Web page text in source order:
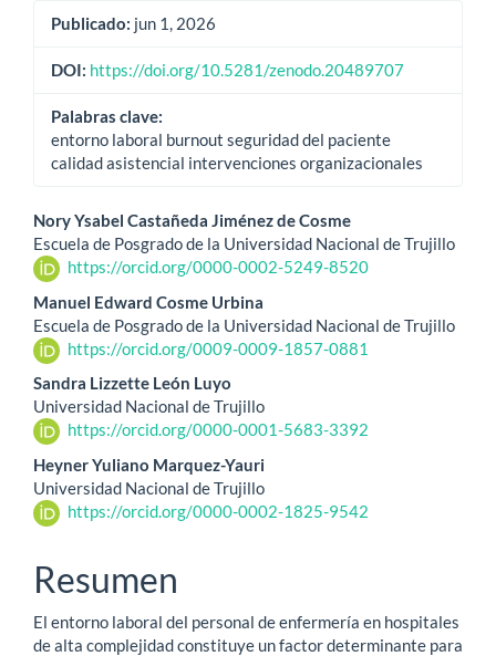
Publicado: jun 1, 2026
DOI: https://doi.org/10.5281/zenodo.20489707
Palabras clave:
entorno laboral burnout seguridad del paciente
calidad asistencial intervenciones organizacionales
Contenido
principal
del
artículo
Nory Ysabel Castañeda Jiménez de Cosme
Escuela de Posgrado de la Universidad Nacional de Trujillo
https://orcid.org/0000-0002-5249-8520
Manuel Edward Cosme Urbina
Escuela de Posgrado de la Universidad Nacional de Trujillo
https://orcid.org/0009-0009-1857-0881
Sandra Lizzette León Luyo
Universidad Nacional de Trujillo
https://orcid.org/0000-0001-5683-3392
Heyner Yuliano Marquez-Yauri
Universidad Nacional de Trujillo
https://orcid.org/0000-0002-1825-9542
Resumen
El entorno laboral del personal de enfermería en hospitales
de alta complejidad constituye un factor determinante para